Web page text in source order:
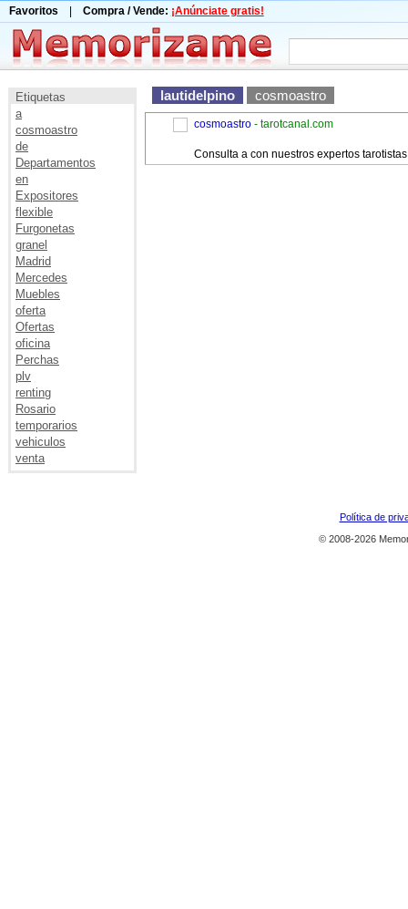
Favoritos Compra / Vende: ¡Anúnciate gratis!
Etiquetas
a
cosmoastro
de
Departamentos
en
Expositores
flexible
Furgonetas
granel
Madrid
Mercedes
Muebles
oferta
Ofertas
oficina
Perchas
plv
renting
Rosario
temporarios
vehiculos
venta
lautidelpino cosmoastro
cosmoastro - tarotcanal.com
Consulta a con nuestros expertos
Política de
© 2008-2026